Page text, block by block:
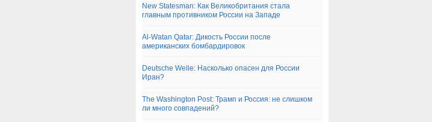
New Statesman: Как Великобритания стала
главным противником России на Западе
Al-Watan Qatar: Дикость России после
американских бомбардировок
Deutsche Welle: Насколько опасен для России
Иран?
The Washington Post: Трамп и Россия: не слишком
ли много совпадений?